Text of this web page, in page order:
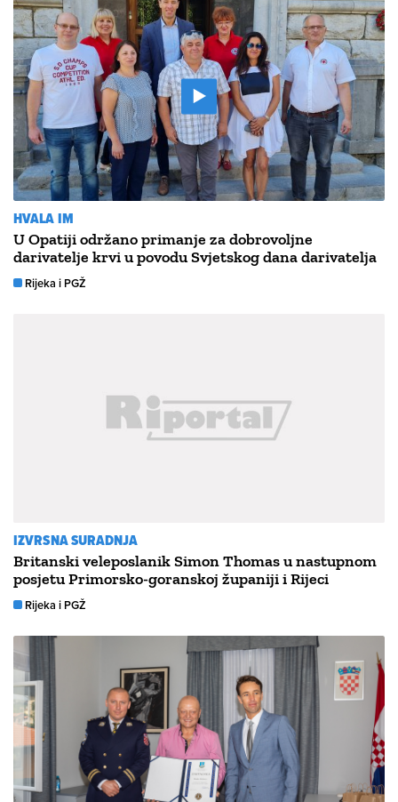
HVALA IM
U Opatiji održano primanje za dobrovoljne
darivatelje krvi u povodu Svjetskog dana darivatelja
Rijeka i PGŽ
IZVRSNA SURADNJA
Britanski veleposlanik Simon Thomas u nastupnom
posjetu Primorsko-goranskoj županiji i Rijeci
Rijeka i PGŽ